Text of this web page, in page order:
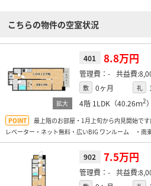
こちらの物件の空室状況
401 8.8万円
-
敷 0ヶ月 礼
4階 1LDK（40.26ｍ2）
最上階のお部屋・1月上旬から内見開始で
レベーター・ネット無料・広いBIG ワンルーム ・南
902 7.5万円
-